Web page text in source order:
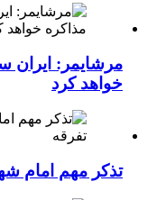
مرشایمر: ایران
خواهد کرد
تذکر مهم امام